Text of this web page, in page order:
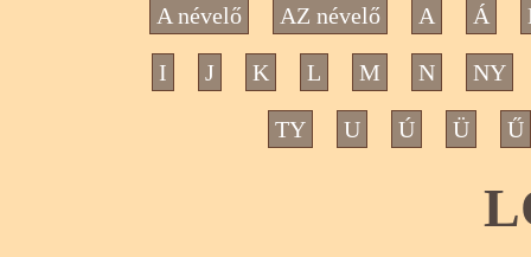
A névelő AZ névelő A Á
I J K L M N NY
TY U Ú Ü Ű